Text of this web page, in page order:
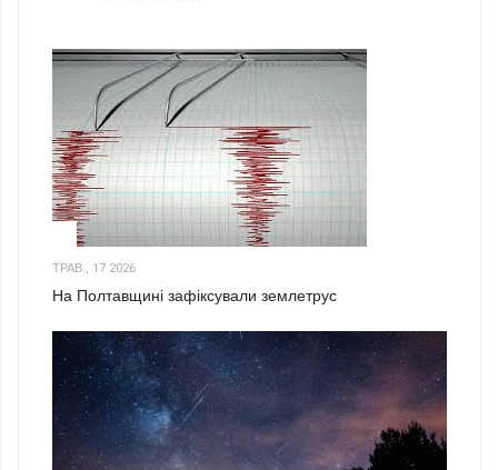
ТРАВ., 17 2026
На Полтавщині зафіксували землетрус